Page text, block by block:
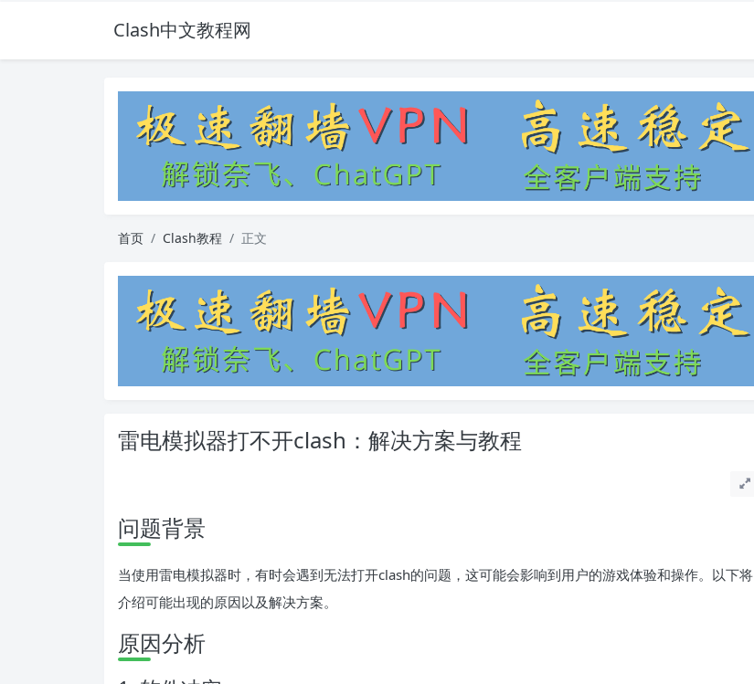
Clash中文教程网
首页 Clash教程 正文
雷电模拟器打不开clash：解决方案与教程
问题背景
当使用雷电模拟器时，有时会遇到无法打开clash的问题，这可能会影响到用户的游戏体验和操作。以下将
介绍可能出现的原因以及解决方案。
原因分析